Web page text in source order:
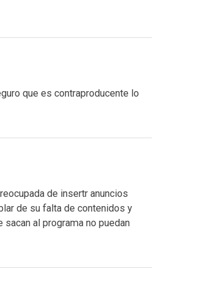
que es contraproducente lo
de insertr anuncios
de su falta de contenidos y
al programa no puedan